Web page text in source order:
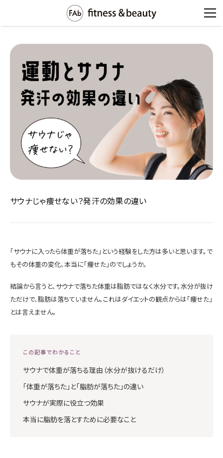
サウナじゃ痩せない？発汗の効果の違い
「サウナに入ったら体重が落ちた」という経験をした方は多いと思います。で
もその体重の変化、本当に「痩せた」のでしょうか。
結論から言うと、サウナで落ちた体重は脂肪ではなく水分です。水分が抜け
ただけで、脂肪は落ちていません。これはダイエットの観点からは「痩せた」
とは言えません。
この記事でわかること
サウナで体重が落ちる理由（水分が抜けるだけ）
「体重が落ちた」と「脂肪が落ちた」の違い
サウナが実際に役立つ効果
本当に脂肪を落とすために必要なこと